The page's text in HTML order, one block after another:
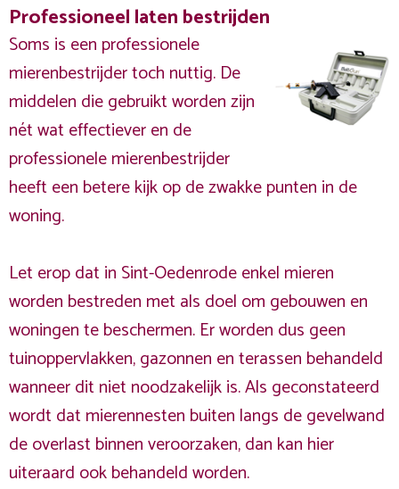
Professioneel laten bestrijden
Soms is een professionele
mierenbestrijder toch nuttig. De
middelen die gebruikt worden zijn
nét wat effectiever en de
professionele mierenbestrijder
heeft een betere kijk op de zwakke punten in de
woning.
Let erop dat in Sint-Oedenrode enkel mieren
worden bestreden met als doel om gebouwen en
woningen te beschermen. Er worden dus geen
tuinoppervlakken, gazonnen en terassen behandeld
wanneer dit niet noodzakelijk is. Als geconstateerd
wordt dat mierennesten buiten langs de gevelwand
de overlast binnen veroorzaken, dan kan hier
uiteraard ook behandeld worden.